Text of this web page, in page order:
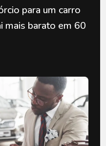
sai mais barato em 60
para um carro
mais barato em 60